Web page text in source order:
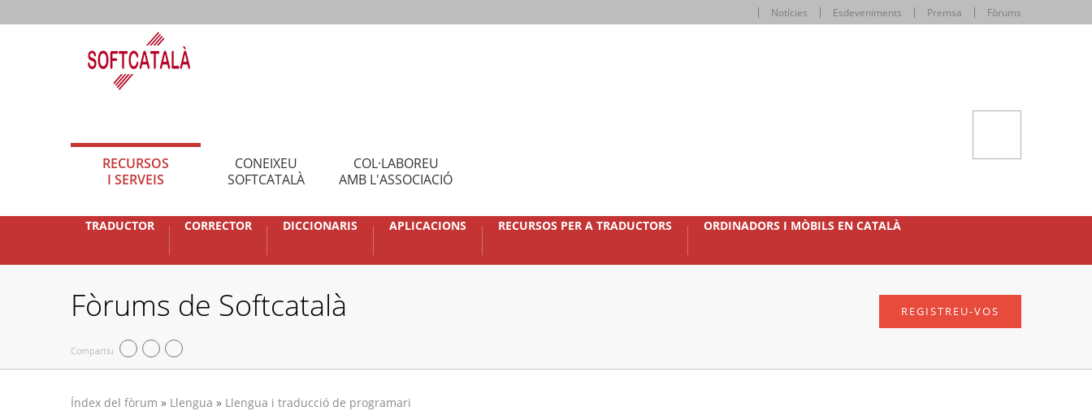
Notícies Esdeveniments Premsa Fòrums
RECURSOS
I SERVEIS
CONEIXEU
SOFTCATALÀ
COL·LABOREU
AMB L'ASSOCIACIÓ
TRADUCTOR CORRECTOR DICCIONARIS APLICACIONS RECURSOS PER A TRADUCTORS ORDINADORS I MÒBILS EN CATALÀ
Fòrums de Softcatalà
Compartiu
REGISTREU-VOS
Índex del fòrum » Llengua » Llengua i traducció de programari